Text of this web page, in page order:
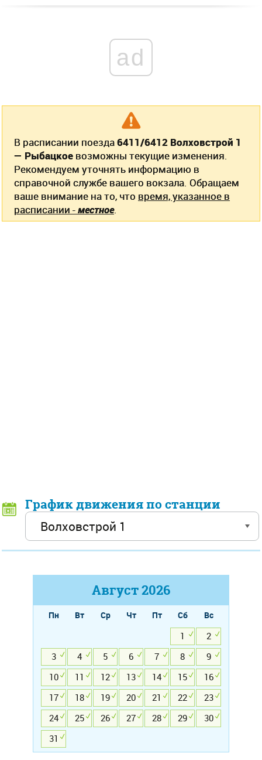
ad
В расписании поезда6411/6412 Волховстрой 1
— Рыбацкое возможны текущие изменения.
Рекомендуем уточнять информацию в
справочной службе вашего вокзала. Обращаем
ваше внимание на то, что время, указанное в
расписании -местное.
График движения по станции
Август2026
Пн Вт Ср Чт Пт Сб
Вс
1
2
3
4 5 6 7 8
9
10
11 12 13 14 15
16
17
18 19 20 21 22
23
24
25 26 27 28 29
30
31